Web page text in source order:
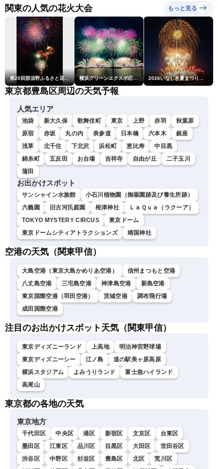
衣／芳野達郎〉
関東の人気の花火大会 もっと見る
第20回那須野ふるさと花火大会 横浜グリーンエクスポ応援 みなとみらいフェスティバル「スカイシンフォニーinヨコハマ presented byコロワイド」 2026いなしき夏まつり花火大会
東京都豊島区周辺の天気予報
人気エリア
池袋 新大久保 歌舞伎町 東京 上野 赤羽
秋葉原
原宿
赤坂 丸の内 表参道 日本橋 六本木
銀座
浅草
北千住 下北沢 浜松町 恵比寿
中目黒
錦糸町
五反田 お台場 吉祥寺 自由が丘
二子玉川
蒲田
お出かけスポット
サンシャイン水族館
小石川植物園（御薬園跡及び養生所跡）
六義園
旧古河氏庭園 根津神社
ＬａＱｕａ（ラクーア）
TOKYO MYSTERY CIRCUS
東京ドーム
東京ドームシティアトラクションズ
靖国神社
空港の天気（関東甲信）
大島空港（東京大島かめりあ空港）
信州まつもと空港
八丈島空港
三宅島空港 神津島空港
新島空港
東京国際空港（羽田空港）
茨城空港
調布飛行場
成田国際空港
注目のお出かけスポット天気（関東甲信）
東京ディズニーランド 上高地
明治神宮野球場
東京ディズニーシー
江ノ島
道の駅美ヶ原高原
横浜スタジアム
よみうりランド
富士急ハイランド
高尾山
東京都の各地の天気
東京地方
千代田区 中央区 港区 新宿区 文京区
台東区
墨田区
江東区 品川区 目黒区 大田区
世田谷区
渋谷区
中野区 杉並区 豊島区 北区
荒川区